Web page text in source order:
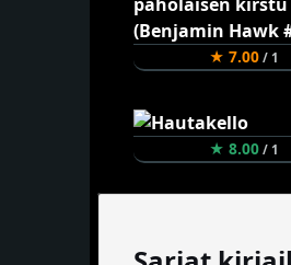
★ 7.00/ 1
★ 8.00/ 1